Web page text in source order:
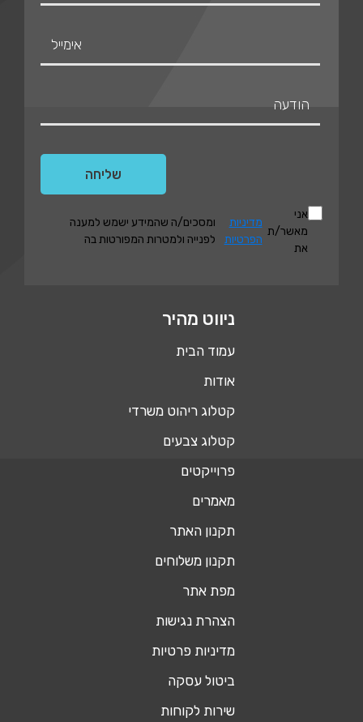
אני
מאשר/ת
את
מדיניות
הפרטיות
ומסכים/ה שהמידע ישמש למענה
לפנייה ולמטרות המפורטות בה
ניווט מהיר
עמוד הבית
אודות
קטלוג ריהוט משרדי
קטלוג צבעים
פרוייקטים
מאמרים
תקנון האתר
תקנון משלוחים
מפת אתר
הצהרת נגישות
מדיניות פרטיות
ביטול עסקה
שירות לקוחות